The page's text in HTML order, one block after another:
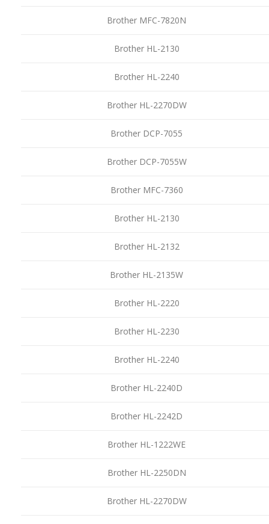
Brother MFC-7820N
Brother HL-2130
Brother HL-2240
Brother HL-2270DW
Brother DCP-7055
Brother DCP-7055W
Brother MFC-7360
Brother HL-2130
Brother HL-2132
Brother HL-2135W
Brother HL-2220
Brother HL-2230
Brother HL-2240
Brother HL-2240D
Brother HL-2242D
Brother HL-1222WE
Brother HL-2250DN
Brother HL-2270DW